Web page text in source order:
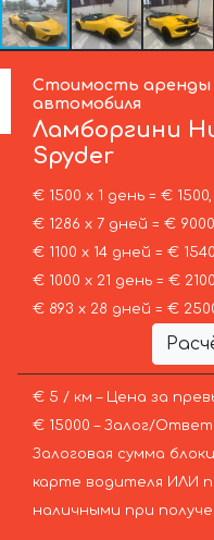
Стоимость аренды
автомобиля
Ламборгини
Spyder
€ 1500 х 1 день = €
€ 1286 х 7 дней = €
€ 1100 х 14 дней = €
€ 1000 х 21 день = €
€ 893 х 28 дней = €
€ 5 / км – Цена за
€ 15000 – Залог/
Залоговая сумма
карте водителя ИЛИ
наличными при